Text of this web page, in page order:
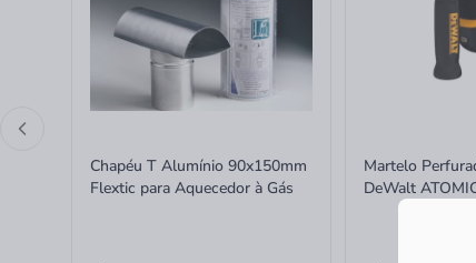
Chapéu T Alumínio 90x150mm
Flextic para Aquecedor à Gás
Martelo
DeWalt
MAX sem